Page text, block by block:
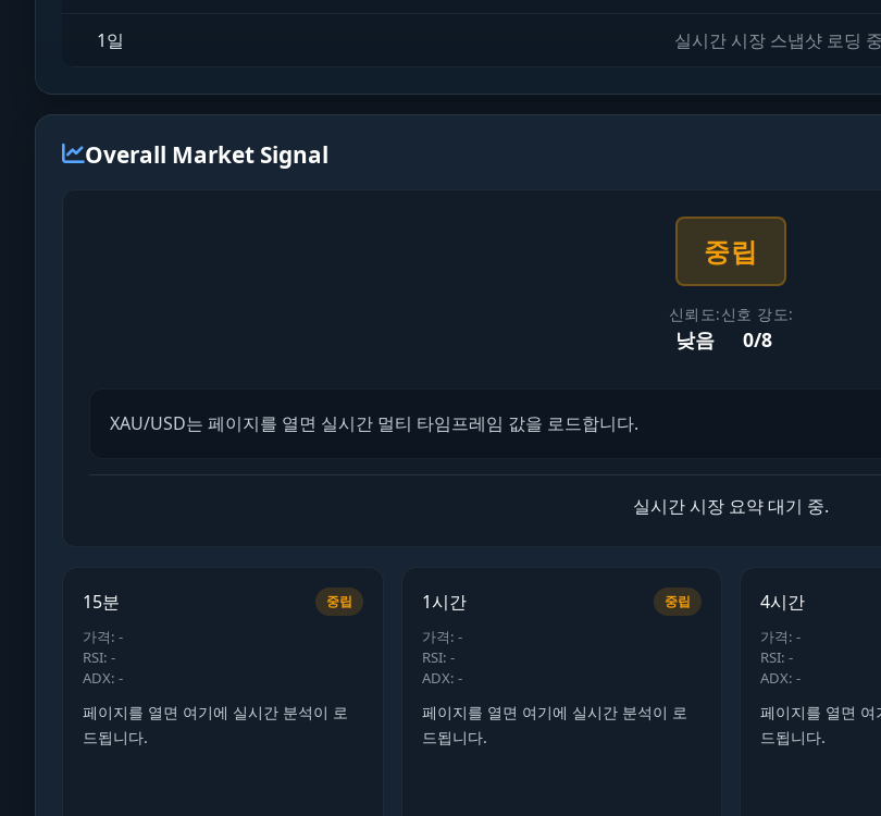
1일 실시간 시장 스냅샷 로딩 중
Overall Market Signal
중립
신뢰도:
낮음
신호 강도:
0/8
XAU/USD는 페이지를 열면 실시간 멀티 타임프레임 값을 로드합니다.
실시간 시장 요약 대기 중.
15분 중립
가격: -
RSI: -
ADX: -
페이지를 열면 여기에 실시간 분석이 로
드됩니다.
1시간 중립
가격: -
RSI: -
ADX: -
페이지를 열면 여기에 실시간 분석이 로
드됩니다.
4시간
가격: -
RSI: -
ADX: -
페이지를 열면
드됩니다.